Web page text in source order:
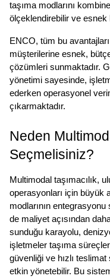
taşıma modlarını
ölçeklendirebilir ve
ENCO, tüm bu
müşterilerine esnek,
çözümleri sunmaktadır.
yönetimi sayesinde,
ederken operasyonel
çıkarmaktadır.
Neden
Seçmelisiniz?
Multimodal taşımacılık,
operasyonları için büyük
modlarının
de maliyet açısından
sunduğu karayolu,
işletmeler taşıma
güvenliği ve hızlı
etkin yönetebilir. Bu